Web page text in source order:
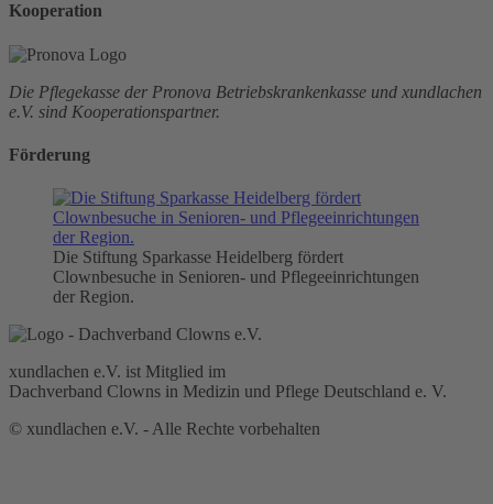
Kooperation
Die Pflegekasse der Pronova Betriebskrankenkasse und xundlachen
e.V. sind Kooperationspartner.
Förderung
Die Stiftung Sparkasse Heidelberg fördert
Clownbesuche in Senioren- und Pflegeeinrichtungen
der Region.
xundlachen e.V. ist Mitglied im
Dachverband Clowns in Medizin und Pflege Deutschland e. V.
© xundlachen e.V. - Alle Rechte vorbehalten